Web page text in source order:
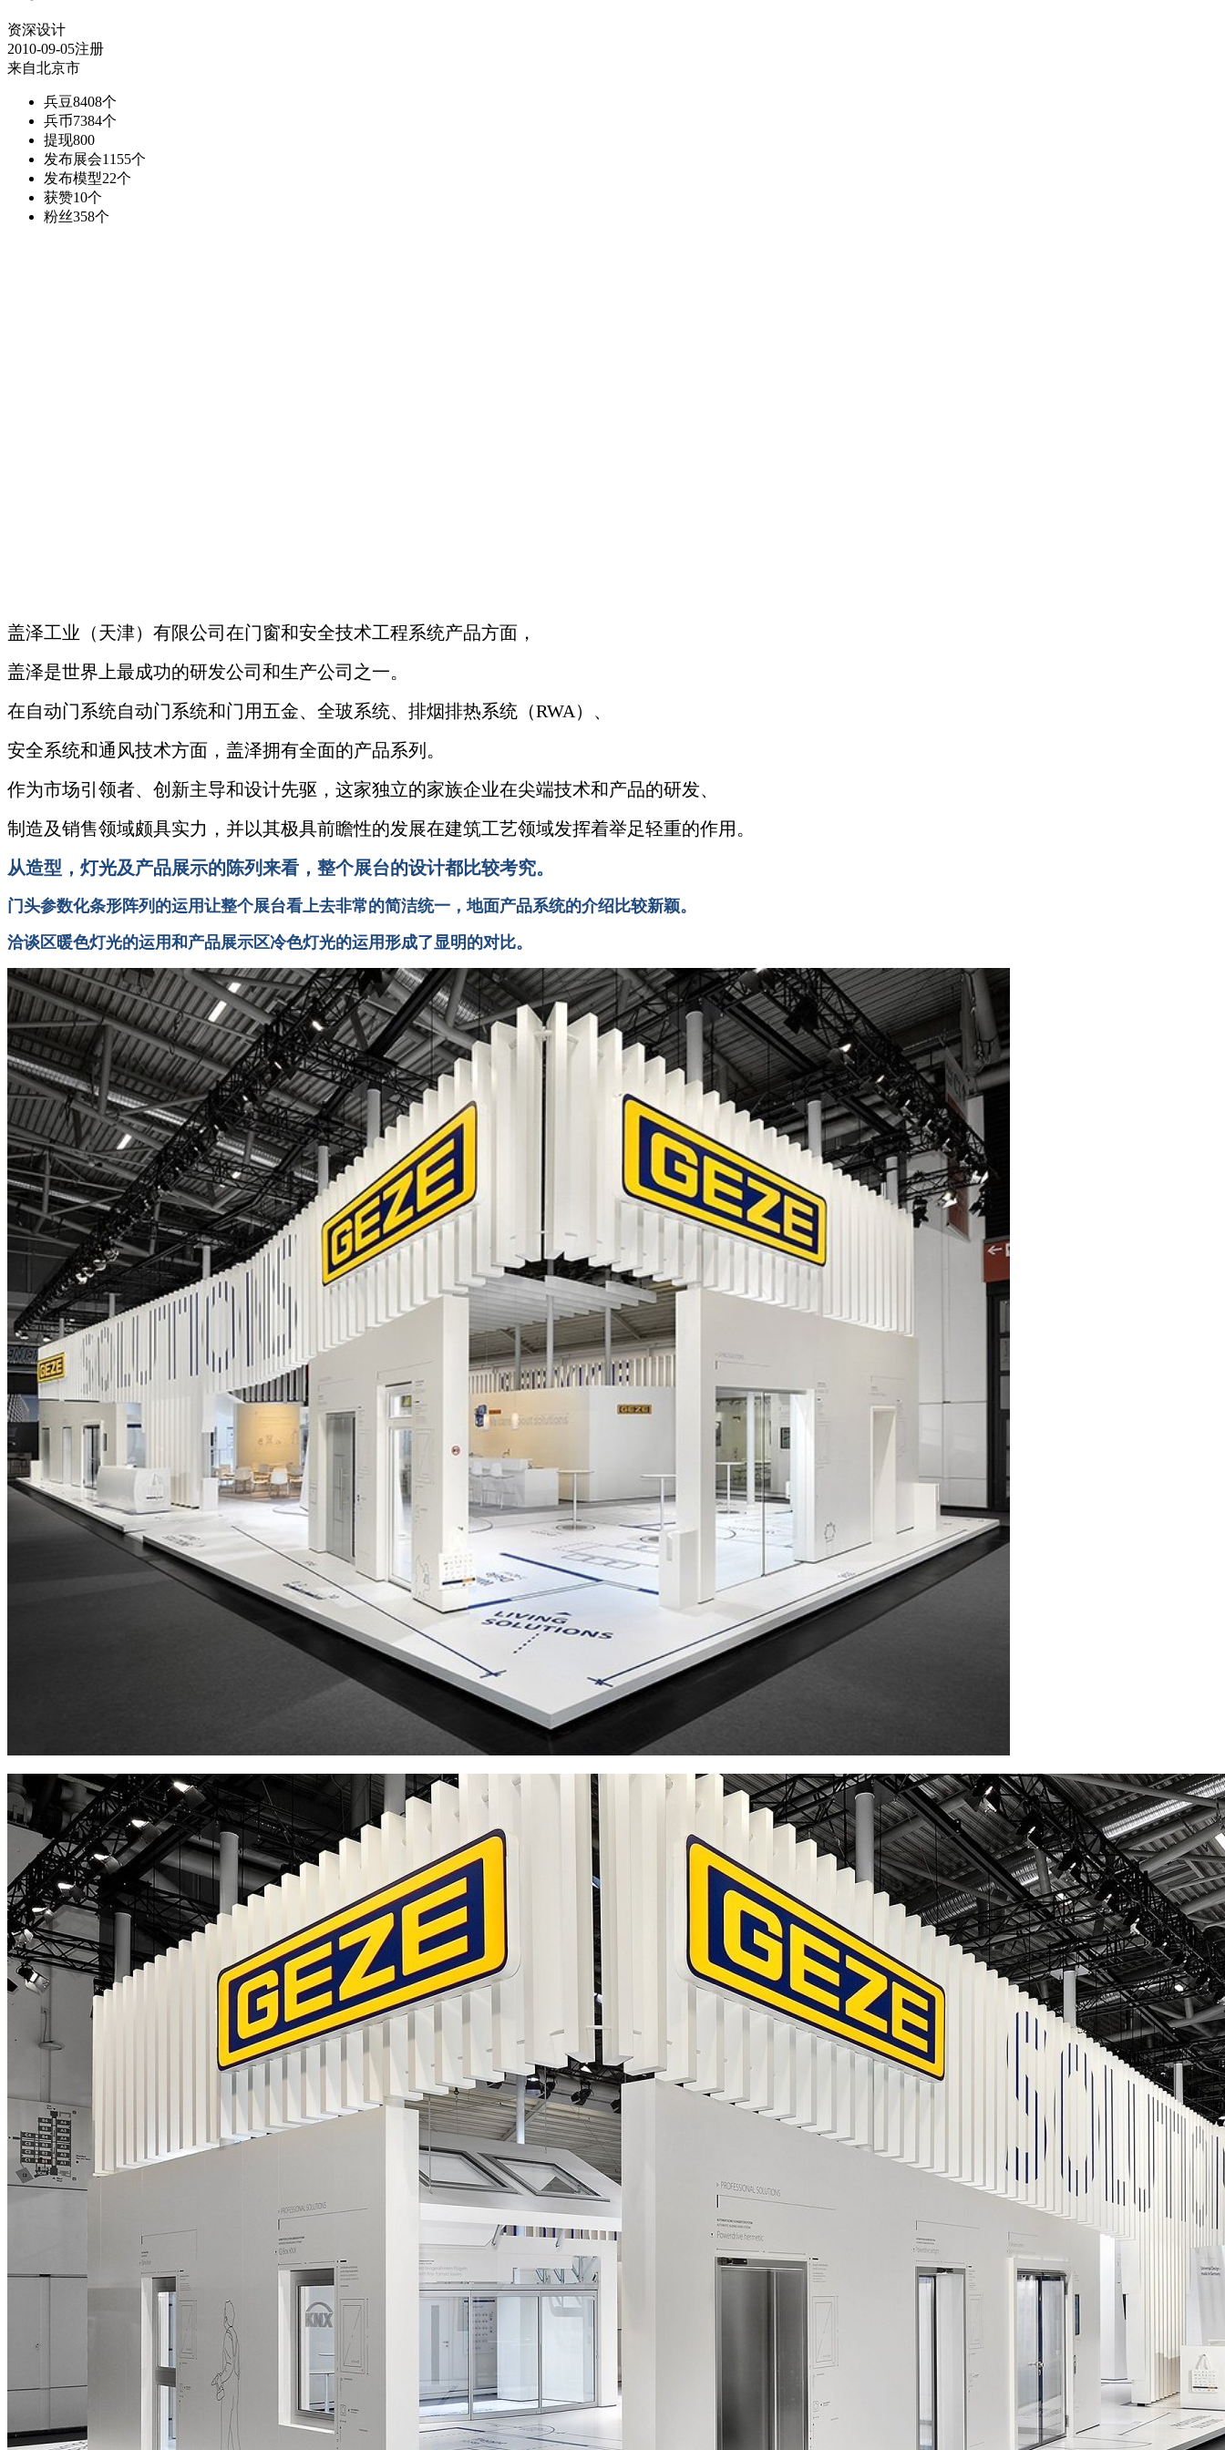
资深设计
2010-09-05注册
来自北京市
兵豆8408个
兵币7384个
提现800
发布展会1155个
发布模型22个
获赞10个
粉丝358个
盖泽工业（天津）有限公司在门窗和安全技术工程系统产品方面，
盖泽是世界上最成功的研发公司和生产公司之一。
在自动门系统自动门系统和门用五金、全玻系统、排烟排热系统（RWA）、
安全系统和通风技术方面，盖泽拥有全面的产品系列。
作为市场引领者、创新主导和设计先驱，这家独立的家族企业在尖端技术和产品的研发、
制造及销售领域颇具实力，并以其极具前瞻性的发展在建筑工艺领域发挥着举足轻重的作用。
从造型，灯光及产品展示的陈列来看，整个展台的设计都比较考究。
门头参数化条形阵列的运用让整个展台看上去非常的简洁统一，地面产品系统的介绍比较新颖。
洽谈区暖色灯光的运用和产品展示区冷色灯光的运用形成了显明的对比。